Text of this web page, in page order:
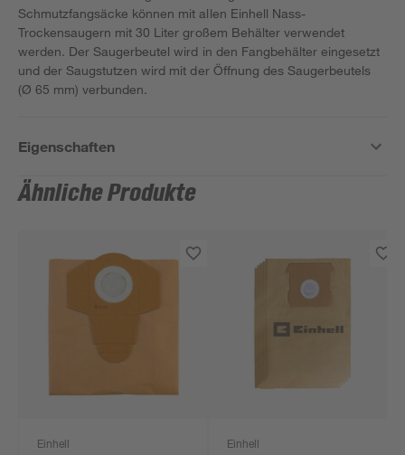
Schmutzfangsäcke können mit allen Einhell Nass-
Trockensaugern mit 30 Liter großem Behälter verwendet
werden. Der Saugerbeutel wird in den Fangbehälter eingesetzt
und der Saugstutzen wird mit der Öffnung des Saugerbeutels
(Ø 65 mm) verbunden.
Eigenschaften
Ähnliche Produkte
Einhell Einhell